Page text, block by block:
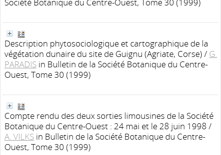
Description phytosociologique et cartographique de la
végétation dunaire du site de Guignu (Agriate, Corse) / G.
PARADIS in Bulletin de la Société Botanique du Centre-
Ouest, Tome 30 (1999)
Compte rendu des deux sorties limousines de la Société
Botanique du Centre-Ouest : 24 mai et le 28 juin 1998 /
A. VILKS in Bulletin de la Société Botanique du Centre-
Ouest, Tome 30 (1999)